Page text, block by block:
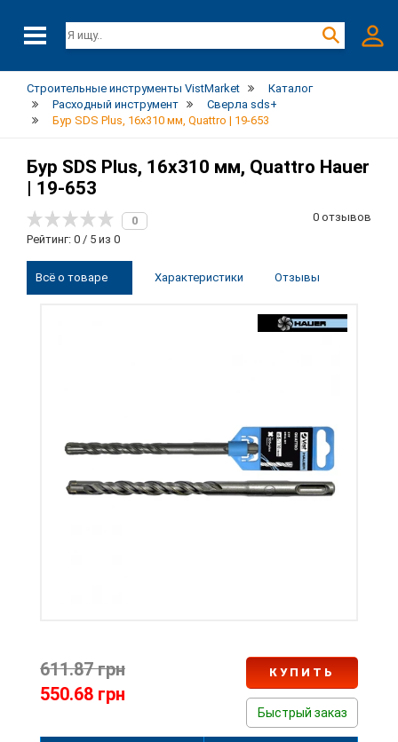
Строительные инструменты VistMarket
Каталог
Расходный инструмент
Сверла sds+
Бур SDS Plus, 16x310 мм, Quattro | 19-653
Бур SDS Plus, 16x310 мм, Quattro Hauer
| 19-653
0
Рейтинг: 0 / 5 из 0
0 отзывов
Всё о товаре Характеристики Отзывы
611.87 грн
550.68 грн
Быстрый заказ
КУПИТЬ